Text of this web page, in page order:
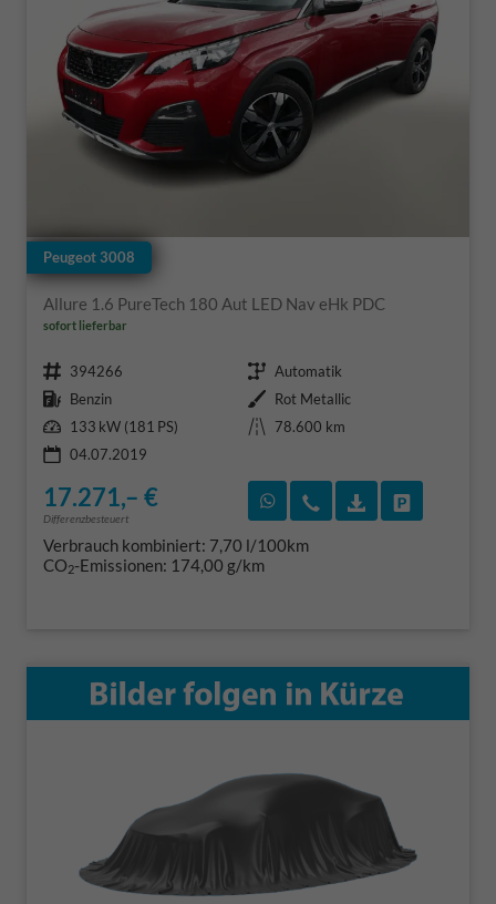
Peugeot 3008
Allure 1.6 PureTech 180 Aut LED Nav eHk PDC
sofort lieferbar
Fahrzeugnr. 394266 Getriebe Automatik
Kraftstoff Benzin Außenfarbe Rot Metallic
Leistung 133 kW (181 PS) Kilometerstand
78.600 km
04.07.2019
17.271,– €
Differenzbesteuert
Rückruf vereinbaren
Wir rufen Sie an
Verbrauch kombiniert: 7,70 l/100km
CO2-Emissionen: 174,00 g/km